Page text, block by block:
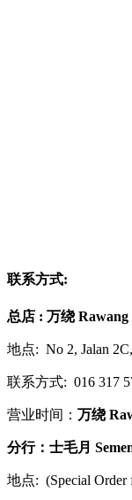
联系方式:
总店 : 万绕 Rawang
地点: No 2, Jalan
联系方式: 016 317
营业时间： 万绕
分行： 士毛月
地点: (Special